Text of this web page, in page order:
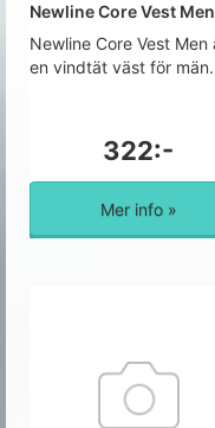
Newline Core Vest Men
Newline Core Vest Men
en vindtät väst för
322:-
Mer info »